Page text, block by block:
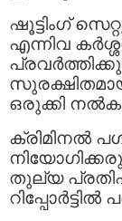
ഷൂട്ടിംഗ്
എന്നിവ
ഒരുക്കി
ക്രിമിനൽ
തുല്യ